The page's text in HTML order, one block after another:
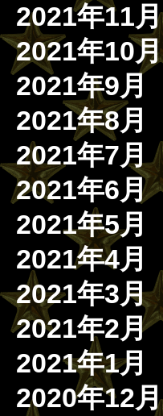
2021年11月
2021年10月
2021年9月
2021年8月
2021年7月
2021年6月
2021年5月
2021年4月
2021年3月
2021年2月
2021年1月
2020年12月